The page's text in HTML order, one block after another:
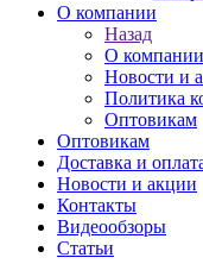
О компании
Назад
О компании
Новости и
Политика
Оптовикам
Оптовикам
Доставка и
Новости и акции
Контакты
Видеообзоры
Статьи